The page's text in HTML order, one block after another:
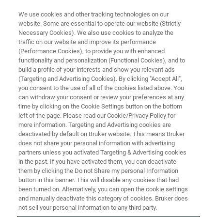
Aliments et boissons
Applications alimentaires de
l'imagerie et microscopie Raman
Fromage | protéine et distribution des lipides
Chocolat | Analyse de surface et distribution des
composés
We use cookies and other tracking technologies on our
website. Some are essential to operate our website (Strictly
Necessary Cookies). We also use cookies to analyze the
traffic on our website and improve its performance
(Performance Cookies), to provide you with enhanced
functionality and personalization (Functional Cookies), and to
build a profile of your interests and show you relevant ads
(Targeting and Advertising Cookies). By clicking "Accept All",
you consent to the use of all of the cookies listed above. You
can withdraw your consent or review your preferences at any
time by clicking on the Cookie Settings button on the bottom
left of the page. Please read our Cookie/Privacy Policy for
more information. Targeting and Advertising cookies are
deactivated by default on Bruker website. This means Bruker
does not share your personal information with advertising
partners unless you activated Targeting & Advertising cookies
in the past. If you have activated them, you can deactivate
them by clicking the Do not Share my personal Information
button in this banner. This will disable any cookies that had
been turned on. Alternatively, you can open the cookie settings
and manually deactivate this category of cookies. Bruker does
not sell your personal information to any third party.